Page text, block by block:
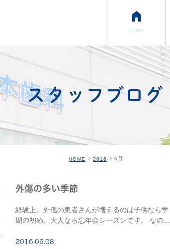
HOME
スタッフブログ
HOME 2016 6月
外傷の多い季節
経験上、外傷の患者さんが増えるのは子供なら学
期の初め、大人なら忘年会シーズンです。 なので
す。 歯の脱臼だけなら固定するだけでいいのです
2016.06.08